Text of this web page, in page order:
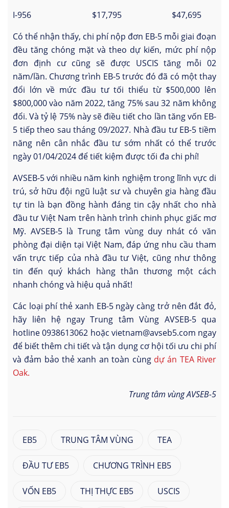
I-956
$17,795
$47,695
Có thể nhận thấy, chi phí nộp đơn EB-5 mỗi giai đoạn
đều tăng chóng mặt và theo dự kiến, mức phí nộp
đơn định cư cũng sẽ được USCIS tăng mỗi 02
năm/lần. Chương trình EB-5 trước đó đã có một thay
đổi lớn về mức đầu tư tối thiểu từ $500,000 lên
$800,000 vào năm 2022, tăng 75% sau 32 năm không
đổi. Và tỷ lệ 75% này sẽ điều tiết cho lần tăng vốn EB-
5 tiếp theo sau tháng 09/2027. Nhà đầu tư EB-5 tiềm
năng nên cân nhắc đầu tư sớm nhất có thể trước
ngày 01/04/2024 để tiết kiệm được tối đa chi phí!
AVSEB-5 với nhiều năm kinh nghiệm trong lĩnh vực di
trú, sở hữu đội ngũ luật sư và chuyên gia hàng đầu
tự tin là bạn đồng hành đáng tin cậy nhất cho nhà
đầu tư Việt Nam trên hành trình chinh phục giấc mơ
Mỹ. AVSEB-5 là Trung tâm vùng duy nhát có văn
phòng đại diện tại Việt Nam, đáp ứng nhu cầu tham
vấn trực tiếp của nhà đầu tư Việt, cũng như thông
tin đến quý khách hàng thân thương một cách
nhanh chóng và hiệu quả nhất!
Các loại phí thẻ xanh EB-5 ngày càng trở nên đắt đỏ,
hãy liên hệ ngay Trung tâm Vùng AVSEB-5 qua
hotline 0938613062 hoặc vietnam@avseb5.com ngay
để biết thêm chi tiết và tận dụng cơ hội tối ưu chi phí
và đảm bảo thẻ xanh an toàn cùng dự án TEA River
Oak.
Trung tâm vùng AVSEB-5
EB5 TRUNG TÂM VÙNG TEA
ĐẦU TƯ EB5 CHƯƠNG TRÌNH EB5
VỐN EB5 THỊ THỰC EB5 USCIS